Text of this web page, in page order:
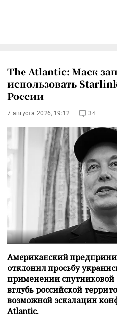
The Atlantic: Маск
использовать
России
7 августа 2026, 19:12 34
Американский
отклонил просьбу
применении спутниковой
вглубь российской
возможной эскалации
Atlantic.